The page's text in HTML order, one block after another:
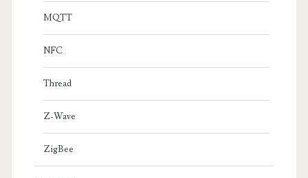
MQTT
NFC
Thread
Z-Wave
ZigBee